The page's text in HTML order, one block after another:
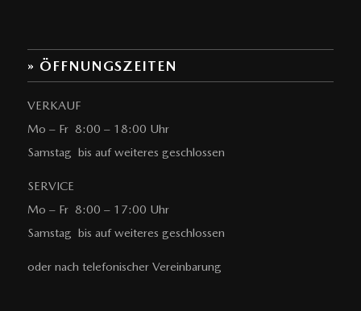
» ÖFFNUNGSZEITEN
VERKAUF
Mo – Fr 8:00 – 18:00 Uhr
Samstag bis auf weiteres geschlossen
SERVICE
Mo – Fr 8:00 – 17:00 Uhr
Samstag bis auf weiteres geschlossen
oder nach telefonischer Vereinbarung